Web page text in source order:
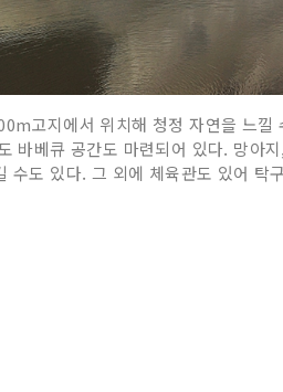
고지에서 위치해 청정 자연을 느
바베큐 공간도 마련되어 있다. 망아
수도 있다. 그 외에 체육관도 있어